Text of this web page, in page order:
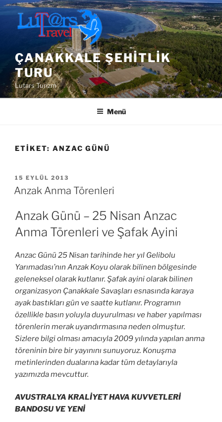
İçeriğe
geç
ÇANAKKALE ŞEHITLIK
TURU
Lutars Turizm
Menü
ETIKET: ANZAC GÜNÜ
YAYIM
TARIHI
15 EYLÜL 2013
Anzak Anma Törenleri
Anzak Günü – 25 Nisan Anzac
Anma Törenleri ve Şafak Ayini
Anzac Günü 25 Nisan tarihinde her yıl Gelibolu
Yarımadası’nın Anzak Koyu olarak bilinen bölgesinde
geleneksel olarak kutlanır. Şafak ayini olarak bilinen
organizasyon Çanakkale Savaşları esnasında karaya
ayak bastıkları gün ve saatte kutlanır. Programın
özellikle basın yoluyla duyurulması ve haber yapılması
törenlerin merak uyandırmasına neden olmuştur.
Sizlere bilgi olması amacıyla 2009 yılında yapılan anma
töreninin bire bir yayınını sunuyoruz. Konuşma
metinlerinden dualarına kadar tüm detaylarıyla
yazımızda mevcuttur.
AVUSTRALYA KRALİYET HAVA KUVVETLERİ
BANDOSU VE YENİ